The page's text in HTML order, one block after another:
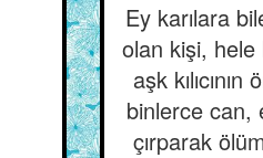
Ey karılara
olan kişi,
aşk
binlerce can,
çırparak